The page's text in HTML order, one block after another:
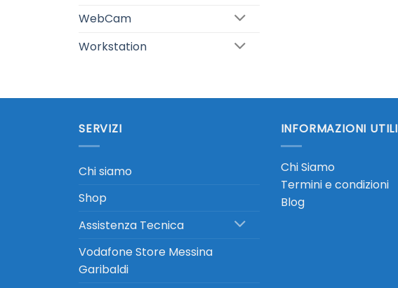
WebCam
Workstation
SERVIZI
Chi siamo
Shop
Assistenza Tecnica
Vodafone Store Messina
Garibaldi
INFORMAZIONI UTILI
Chi Siamo
Termini e condizioni
Blog